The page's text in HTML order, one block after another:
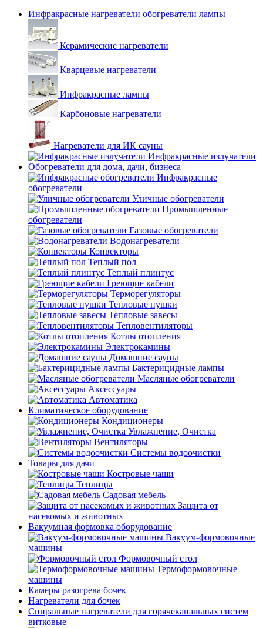
Инфракрасные нагреватели обогреватели лампы
Керамические нагреватели
Кварцевые нагреватели
Инфракрасные лампы
Карбоновые нагреватели
Нагреватели для ИК сауны
Инфракрасные излучатели
Обогреватели для дома, дачи, бизнеса
Инфракрасные
обогреватели
Уличные обогреватели
Промышленные
обогреватели
Газовые обогреватели
Водонагреватели
Конвекторы
Теплый пол
Теплый плинтус
Греющие кабели
Терморегуляторы
Тепловые пушки
Тепловые завесы
Тепловентиляторы
Котлы отопления
Электрокамины
Домашние сауны
Бактерицидные лампы
Масляные обогреватели
Аксессуары
Автоматика
Климатическое оборудование
Кондиционеры
Увлажнение, Очистка
Вентиляторы
Системы водоочистки
Товары для дачи
Костровые чаши
Теплицы
Садовая мебель
Защита от
насекомых и животных
Вакуумная формовка оборудование
Вакуум-формовочные
машины
Формовочный стол
Термоформовочные
машины
Камеры разогрева бочек
Нагреватели для бочек
Спиральные нагреватели для горячеканальных систем
витковые